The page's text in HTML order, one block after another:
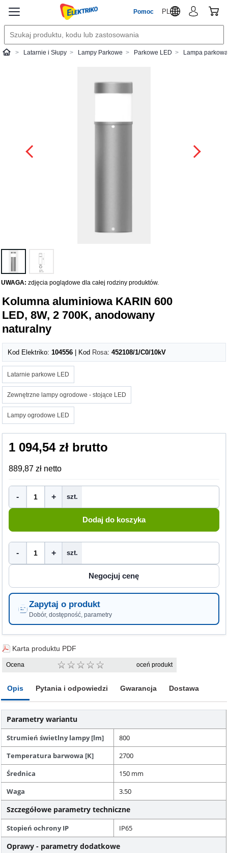
Pomoc PL
ElektrikoLatarnie i Słupy Lampy Parkowe Parkowe LED Lampa
UWAGA: zdjęcia poglądowe dla całej rodziny produktów.
Kolumna aluminiowa KARIN 600
LED, 8W, 2 700K, anodowany
naturalny
Kod Elektriko:104556 | Kod Rosa:452108/1/C0/10kV
Latarnie parkowe LED
Zewnętrzne lampy ogrodowe - stojące LED
Lampy ogrodowe LED
1 094,54 zł brutto
889,87 zł netto
- + szt.
- + szt.
Zapytaj o produkt
Dobór, dostępność, parametry
Karta produktu PDF
Ocena oceń produkt
Opis Pytania i odpowiedzi Gwarancja Dostawa
Parametry wariantu
Strumień świetlny lampy [lm]
800
Temperatura barwowa [K]
2700
Średnica
150 mm
Waga
3.50
Szczegółowe parametry techniczne
Stopień ochrony IP IP65
Oprawy - parametry dodatkowe